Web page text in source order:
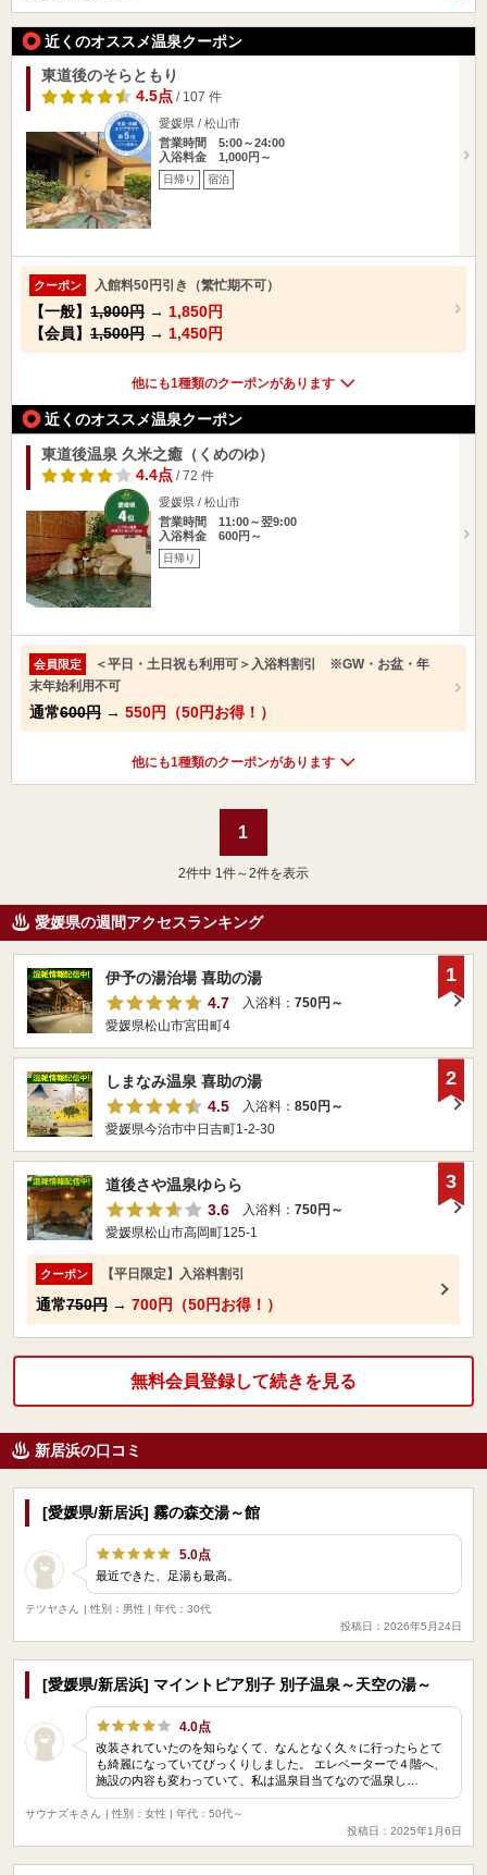
近くのオススメ温泉クーポン
東道後のそらともり
4.5点/ 107 件
愛媛県 / 松山市
営業時間 5:00～24:00
入浴料金 1,000円～
日帰り 宿泊
クーポン 入館料50円引き（繁忙期不可）
【一般】 1,900円 → 1,850円
【会員】 1,500円 → 1,450円
他にも1種類のクーポンがあります
近くのオススメ温泉クーポン
東道後温泉 久米之癒（くめのゆ）
4.4点/ 72 件
愛媛県 / 松山市
営業時間 11:00～翌9:00
入浴料金 600円～
日帰り
会員限定
＜平日・土日祝も利用可＞入浴料割引 ※GW・お盆・年
末年始利用不可
通常600円 → 550円（50円お得！）
他にも1種類のクーポンがあります
1
2件中 1件～2件を表示
愛媛県の週間アクセスランキング
伊予の湯治場 喜助の湯
4.7
入浴料： 750円～
愛媛県松山市宮田町4
1
しまなみ温泉 喜助の湯
4.5
入浴料： 850円～
愛媛県今治市中日吉町1-2-30
2
道後さや温泉ゆらら
3.6
入浴料： 750円～
愛媛県松山市高岡町125-1
クーポン 【平日限定】入浴料割引
通常750円 → 700円（50円お得！）
3
無料会員登録して続きを見る
新居浜の口コミ
[愛媛県/新居浜] 霧の森交湯～館
5.0点
最近できた、足湯も最高。
テツヤさん
| 性別：男性 | 年代：30代
投稿日：2026年5月24日
[愛媛県/新居浜] マイントピア別子 別子温泉～天空の湯～
4.0点
改装されていたのを知らなくて、なんとなく久々に行ったらとて
も綺麗になっていてびっくりしました。 エレベーターで４階へ、
施設の内容も変わっていて、私は温泉目当てなので温泉し…
サウナズキさん
| 性別：女性 | 年代：50代～
投稿日：2025年1月6日